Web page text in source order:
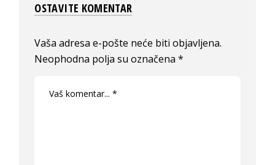
OSTAVITE KOMENTAR
Vaša adresa e-pošte neće biti objavljena.
Neophodna polja su označena*